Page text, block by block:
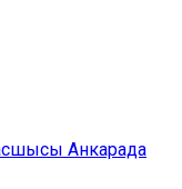
Анкарада